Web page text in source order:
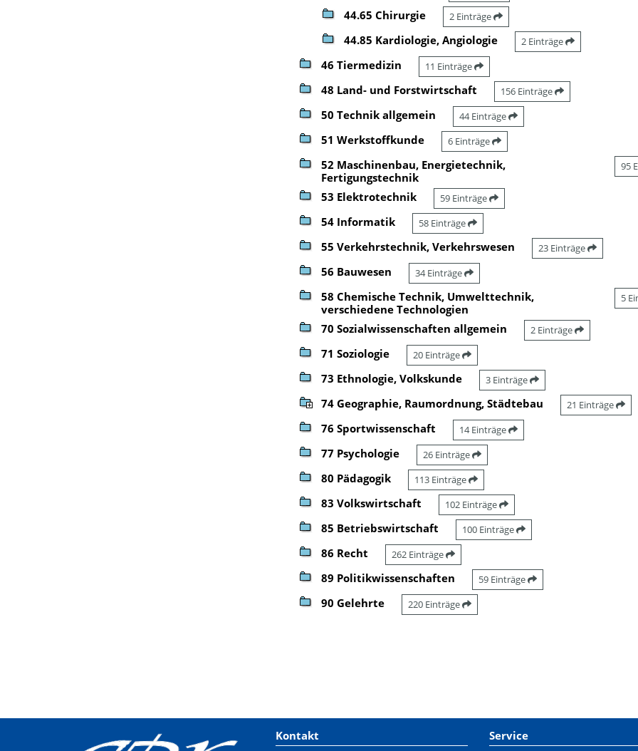
44.65 Chirurgie 2 Einträge
44.85 Kardiologie, Angiologie 2 Einträge
46 Tiermedizin 11 Einträge
48 Land- und Forstwirtschaft 156 Einträge
50 Technik allgemein 44 Einträge
51 Werkstoffkunde 6 Einträge
52 Maschinenbau, Energietechnik,
Fertigungstechnik
95
53 Elektrotechnik 59 Einträge
54 Informatik 58 Einträge
55 Verkehrstechnik, Verkehrswesen 23 Einträge
56 Bauwesen 34 Einträge
58 Chemische Technik, Umwelttechnik,
verschiedene Technologien
5
70 Sozialwissenschaften allgemein 2 Einträge
71 Soziologie 20 Einträge
73 Ethnologie, Volkskunde 3 Einträge
74 Geographie, Raumordnung, Städtebau 21 Einträge
76 Sportwissenschaft 14 Einträge
77 Psychologie 26 Einträge
80 Pädagogik 113 Einträge
83 Volkswirtschaft 102 Einträge
85 Betriebswirtschaft 100 Einträge
86 Recht 262 Einträge
89 Politikwissenschaften 59 Einträge
90 Gelehrte 220 Einträge
Kontakt Service